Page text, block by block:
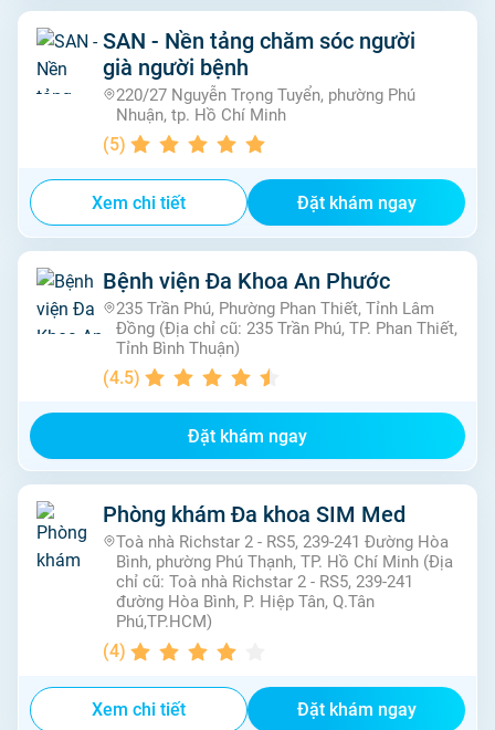
SAN - Nền tảng chăm sóc người
già người bệnh
220/27 Nguyễn Trọng Tuyển, phường Phú
Nhuận, tp. Hồ Chí Minh
(5)
Xem chi tiết Đặt khám ngay
Bệnh viện Đa Khoa An Phước
235 Trần Phú, Phường Phan Thiết, Tỉnh Lâm
Đồng (Địa chỉ cũ: 235 Trần Phú, TP. Phan Thiết,
Tỉnh Bình Thuận)
(4.5)
Đặt khám ngay
Phòng khám Đa khoa SIM Med
Toà nhà Richstar 2 - RS5, 239-241 Đường Hòa
Bình, phường Phú Thạnh, TP. Hồ Chí Minh (Địa
chỉ cũ: Toà nhà Richstar 2 - RS5, 239-241
đường Hòa Bình, P. Hiệp Tân, Q.Tân
Phú,TP.HCM)
(4)
Xem chi tiết Đặt khám ngay